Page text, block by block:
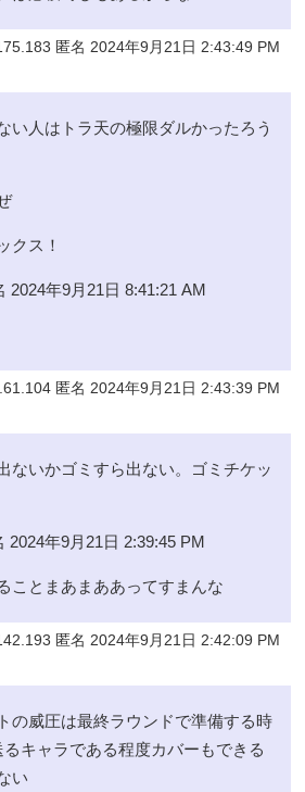
匿名 2024年9月21日 2:43:49 PM
い人はトラ天の極限ダルかったろう
クス！
2024年9月21日 8:41:21 AM
匿名 2024年9月21日 2:43:39 PM
ないかゴミすら出ない。ゴミチケッ
2024年9月21日 2:39:45 PM
ことまあまああってすまんな
匿名 2024年9月21日 2:42:09 PM
の威圧は最終ラウンドで準備する時
キャラである程度カバーもできる
い